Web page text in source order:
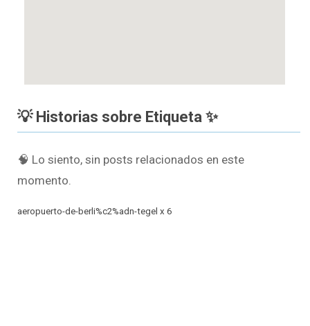
💡 Historias sobre Etiqueta ✨
🧠 Lo siento, sin posts relacionados en este
momento.
aeropuerto-de-berli%c2%adn-tegel x 6